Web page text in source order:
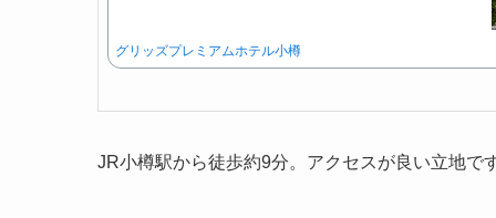
グリッズプレミアムホテル小樽
JR小樽駅から徒歩約9分。アクセスが良い立地で